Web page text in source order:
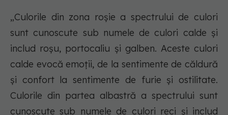
„Culorile din zona roșie a spectrului de culori
sunt cunoscute sub numele de culori calde și
includ roșu, portocaliu și galben. Aceste culori
calde evocă emoții, de la sentimente de căldură
și confort la sentimente de furie și ostilitate.
Culorile din partea albastră a spectrului sunt
cunoscute sub numele de culori reci și includ